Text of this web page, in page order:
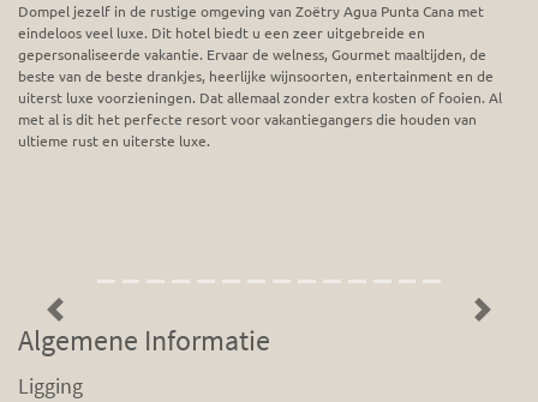
Dompel jezelf in de rustige omgeving van Zoëtry Agua Punta Cana met
eindeloos veel luxe. Dit hotel biedt u een zeer uitgebreide en
gepersonaliseerde vakantie. Ervaar de welness, Gourmet maaltijden, de
beste van de beste drankjes, heerlijke wijnsoorten, entertainment en de
uiterst luxe voorzieningen. Dat allemaal zonder extra kosten of fooien. Al
met al is dit het perfecte resort voor vakantiegangers die houden van
ultieme rust en uiterste luxe.
Previous Next
Algemene Informatie
Ligging